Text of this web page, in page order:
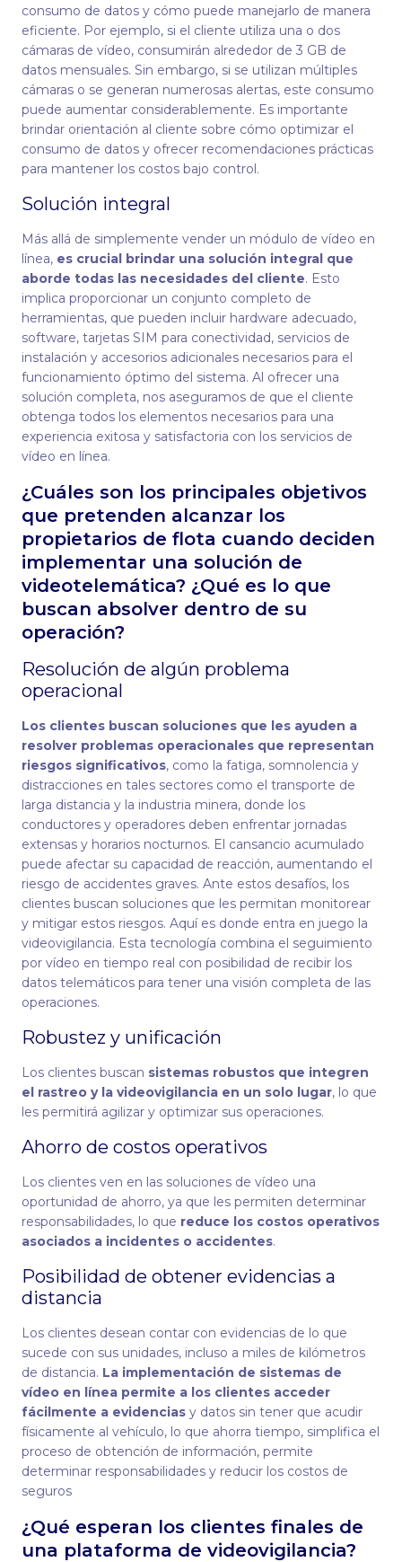
consumo de datos y cómo puede manejarlo de manera
eficiente. Por ejemplo, si el cliente utiliza una o dos
cámaras de vídeo, consumirán alrededor de 3 GB de
datos mensuales. Sin embargo, si se utilizan múltiples
cámaras o se generan numerosas alertas, este consumo
puede aumentar considerablemente. Es importante
brindar orientación al cliente sobre cómo optimizar el
consumo de datos y ofrecer recomendaciones prácticas
para mantener los costos bajo control.
Solución integral
Más allá de simplemente vender un módulo de vídeo en
línea, es crucial brindar una solución integral que
aborde todas las necesidades del cliente. Esto
implica proporcionar un conjunto completo de
herramientas, que pueden incluir hardware adecuado,
software, tarjetas SIM para conectividad, servicios de
instalación y accesorios adicionales necesarios para el
funcionamiento óptimo del sistema. Al ofrecer una
solución completa, nos aseguramos de que el cliente
obtenga todos los elementos necesarios para una
experiencia exitosa y satisfactoria con los servicios de
vídeo en línea.
¿Cuáles son los principales objetivos
que pretenden alcanzar los
propietarios de flota cuando deciden
implementar una solución de
videotelemática? ¿Qué es lo que
buscan absolver dentro de su
operación?
Resolución de algún problema
operacional
Los clientes buscan soluciones que les ayuden a
resolver problemas operacionales que representan
riesgos significativos, como la fatiga, somnolencia y
distracciones en tales sectores como el transporte de
larga distancia y la industria minera, donde los
conductores y operadores deben enfrentar jornadas
extensas y horarios nocturnos. El cansancio acumulado
puede afectar su capacidad de reacción, aumentando el
riesgo de accidentes graves. Ante estos desafíos, los
clientes buscan soluciones que les permitan monitorear
y mitigar estos riesgos. Aquí es donde entra en juego la
videovigilancia. Esta tecnología combina el seguimiento
por vídeo en tiempo real con posibilidad de recibir los
datos telemáticos para tener una visión completa de las
operaciones.
Robustez y unificación
Los clientes buscan sistemas robustos que integren
el rastreo y la videovigilancia en un solo lugar, lo que
les permitirá agilizar y optimizar sus operaciones.
Ahorro de costos operativos
Los clientes ven en las soluciones de vídeo una
oportunidad de ahorro, ya que les permiten determinar
responsabilidades, lo que reduce los costos operativos
asociados a incidentes o accidentes.
Posibilidad de obtener evidencias a
distancia
Los clientes desean contar con evidencias de lo que
sucede con sus unidades, incluso a miles de kilómetros
de distancia. La implementación de sistemas de
vídeo en línea permite a los clientes acceder
fácilmente a evidencias y datos sin tener que acudir
físicamente al vehículo, lo que ahorra tiempo, simplifica el
proceso de obtención de información, permite
determinar responsabilidades y reducir los costos de
seguros
¿Qué esperan los clientes finales de
una plataforma de videovigilancia?